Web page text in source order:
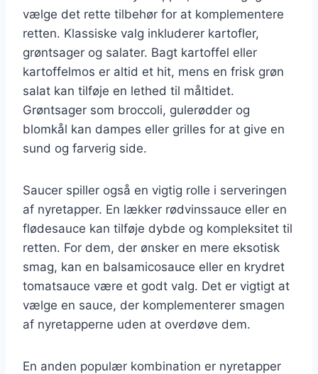
vælge det rette tilbehør for at komplementere
retten. Klassiske valg inkluderer kartofler,
grøntsager og salater. Bagt kartoffel eller
kartoffelmos er altid et hit, mens en frisk grøn
salat kan tilføje en lethed til måltidet.
Grøntsager som broccoli, gulerødder og
blomkål kan dampes eller grilles for at give en
sund og farverig side.
Saucer spiller også en vigtig rolle i serveringen
af nyretapper. En lækker rødvinssauce eller en
flødesauce kan tilføje dybde og kompleksitet til
retten. For dem, der ønsker en mere eksotisk
smag, kan en balsamicosauce eller en krydret
tomatsauce være et godt valg. Det er vigtigt at
vælge en sauce, der komplementerer smagen
af nyretapperne uden at overdøve dem.
En anden populær kombination er nyretapper